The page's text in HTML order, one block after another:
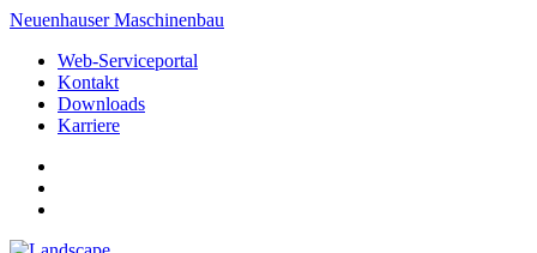
Neuenhauser Maschinenbau
Web-Serviceportal
Kontakt
Downloads
Karriere